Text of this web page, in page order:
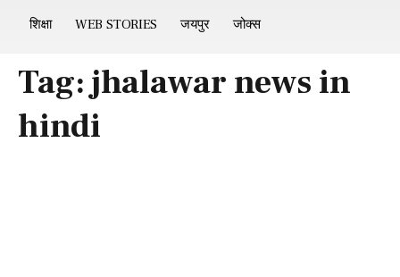
शिक्षा WEB STORIES जयपुर जोक्स
Tag:jhalawar news in
hindi